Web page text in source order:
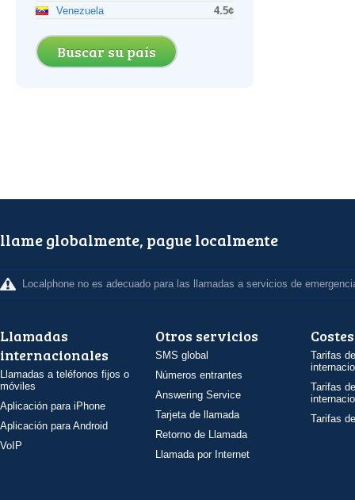
Venezuela
4.5¢
Buscar su país
llame globalmente, pague localmente
Localphone no es adecuado para las llamadas a servicios de
Llamadas
internacionales
Llamadas a teléfonos fijos o
móviles
Aplicación para iPhone
Aplicación para Android
VoIP
Otros servicios
SMS global
Números entrantes
Answering Service
Tarjeta de llamada
Retorno de Llamada
Llamada por Internet
Costes
Tarifas
Tarifas
Tarifas